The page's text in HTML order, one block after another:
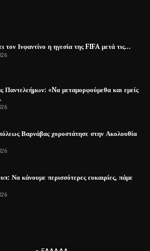
τον Ινφαντίνο η ηγεσία της FIFA μετά τις…
Παντελεήμων: «Nα μεταμορφούμεθα και εμείς
Βαρνάβας χοροστάτησε στην Ακολουθία
Να κάνουμε περισσότερες ευκαιρίες, πάμε